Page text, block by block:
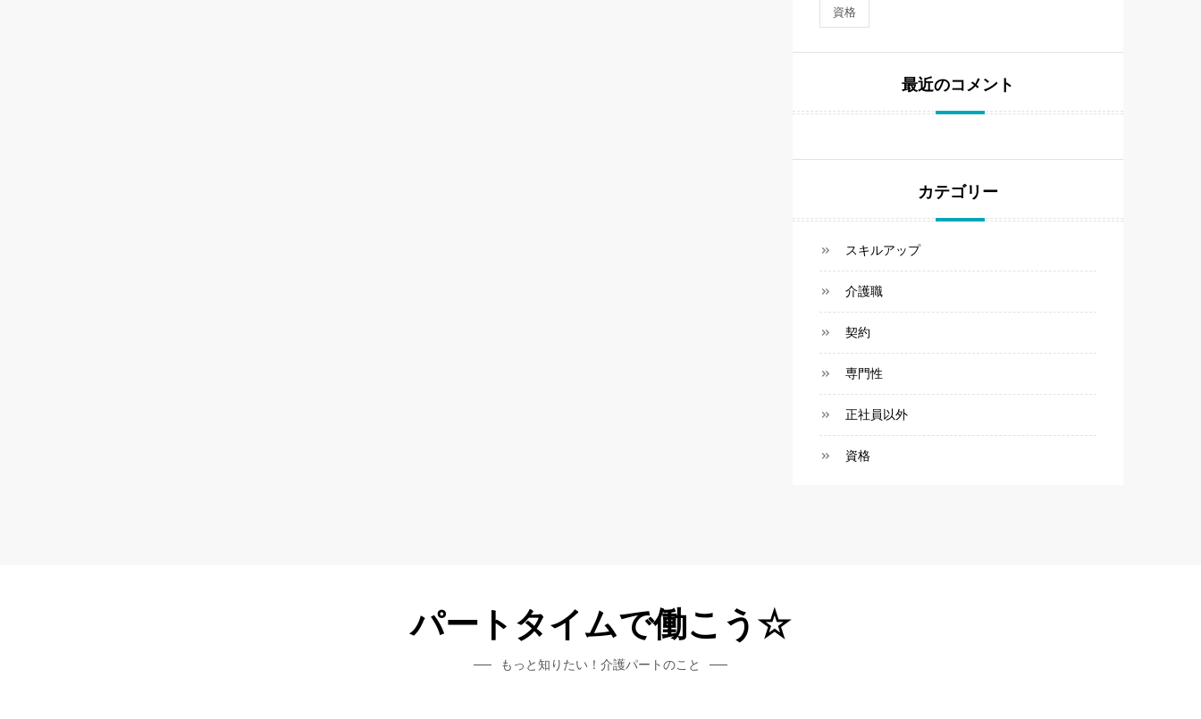
資格
最近のコメント
カテゴリー
スキルアップ
介護職
契約
専門性
正社員以外
資格
パートタイムで働こう☆
もっと知りたい！介護パートのこと